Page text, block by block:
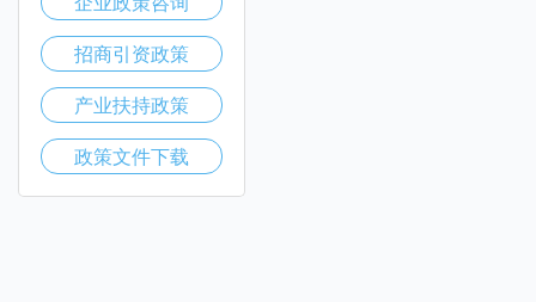
招商引资政策
产业扶持政策
政策文件下载